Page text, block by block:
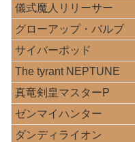
儀式魔人リリーサー
グローアップ・バルブ
サイバーポッド
The tyrant NEPTUNE
真竜剣皇マスターP
ゼンマイハンター
ダンディライオン